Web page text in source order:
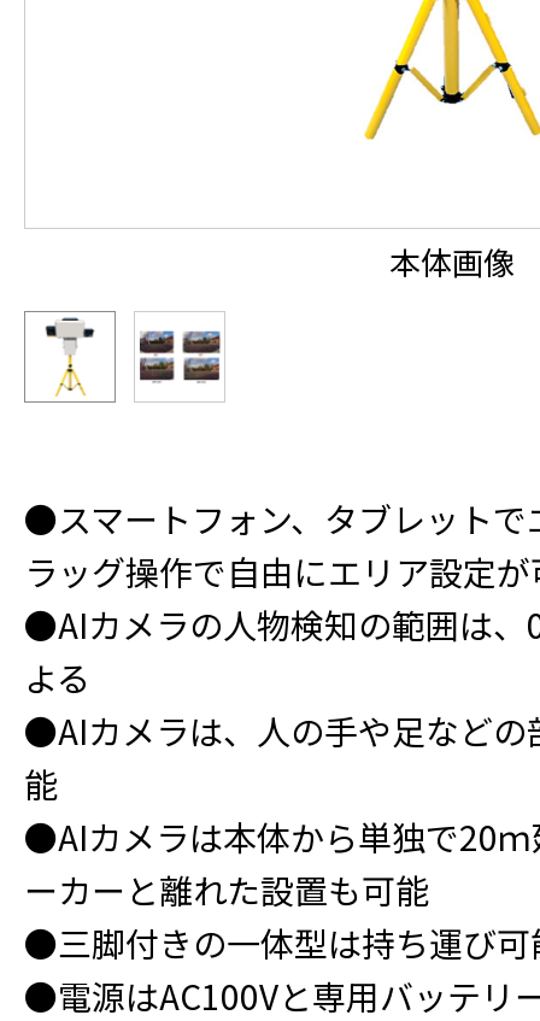
本体画像
●スマートフォン、タブレットで
ラッグ操作で自由にエリア設定
●AIカメラの人物検知の範囲は
よる
●AIカメラは、人の手や足などの
能
●AIカメラは本体から単独で20
ーカーと離れた設置も可能
●三脚付きの一体型は持ち運び可
●電源はAC100Vと専用バッテリ